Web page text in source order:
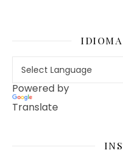
IDIOMA
Powered by
Translate